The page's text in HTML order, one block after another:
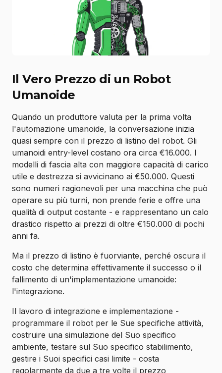
Il Vero Prezzo di un Robot
Umanoide
Quando un produttore valuta per la prima volta
l'automazione umanoide, la conversazione inizia
quasi sempre con il prezzo di listino del robot. Gli
umanoidi entry-level costano ora circa €16.000. I
modelli di fascia alta con maggiore capacità di carico
utile e destrezza si avvicinano ai €50.000. Questi
sono numeri ragionevoli per una macchina che può
operare su più turni, non prende ferie e offre una
qualità di output costante - e rappresentano un calo
drastico rispetto ai prezzi di oltre €150.000 di pochi
anni fa.
Ma il prezzo di listino è fuorviante, perché oscura il
costo che determina effettivamente il successo o il
fallimento di un'implementazione umanoide:
l'integrazione.
Il lavoro di integrazione e implementazione -
programmare il robot per le Sue specifiche attività,
costruire una simulazione del Suo specifico
ambiente, testare sul Suo specifico stabilimento,
gestire i Suoi specifici casi limite - costa
regolarmente da due a tre volte il prezzo